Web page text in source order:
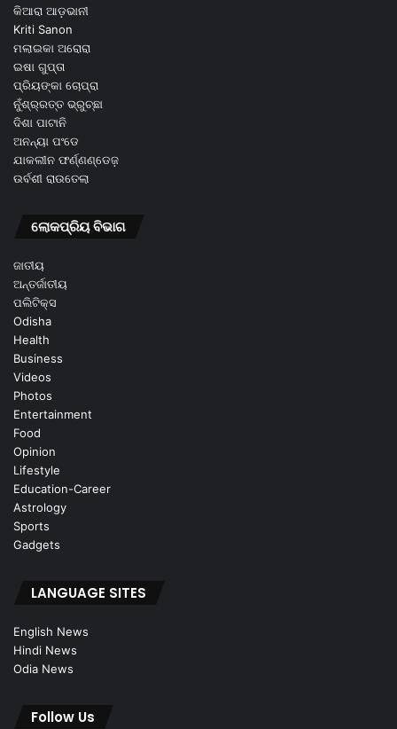
କିଆରା ଆଡ଼ଭାନୀ
Kriti Sanon
ମଲାଇକା ଅରୋରା
ଇଷା ଗୁପ୍ତା
ପ୍ରିୟଙ୍କା ଚୋପ୍ରା
ନୁଁଶ୍ର୍ରତ୍ତ ଭ୍ରୁଚ୍ଛା
ଦିଶା ପାଟାନି
ଅନନ୍ୟା ପଂଡେ
ଯାକଲୀନ ଫର୍ଣ୍ଣଣ୍ଡେଜ଼
ଉର୍ବଶୀ ରାଉତେଲା
ଲୋକପ୍ରିୟ ବିଭାଗ
ଜାତୀୟ
ଅନ୍ତର୍ଜାତୀୟ
ପଲିଟିକ୍ସ
Odisha
Health
Business
Videos
Photos
Entertainment
Food
Opinion
Lifestyle
Education-Career
Astrology
Sports
Gadgets
LANGUAGE SITES
English News
Hindi News
Odia News
Follow Us